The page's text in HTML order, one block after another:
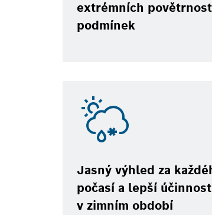
extrémních
podmínek
Jasný výhled za
počasí a lepší účinnost
v zimním období